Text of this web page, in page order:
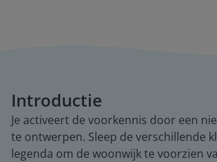
Introductie
Je activeert de voorkennis door een
te ontwerpen. Sleep de verschillende
legenda om de woonwijk te voorzien